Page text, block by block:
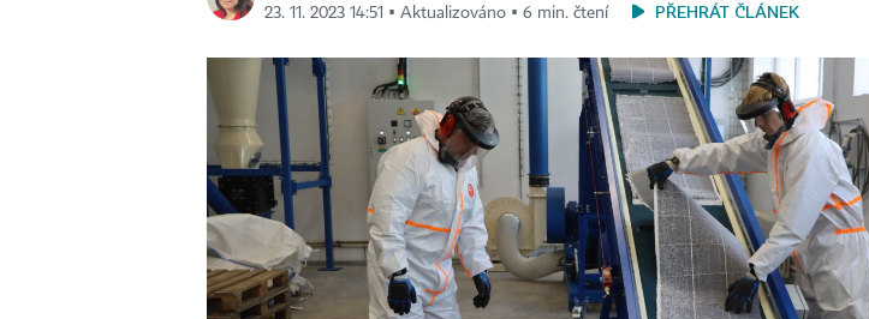
23. 11. 2023 14:51 ▪ Aktualizováno ▪ 6 min. čtení
PŘEHRÁT ČLÁNEK